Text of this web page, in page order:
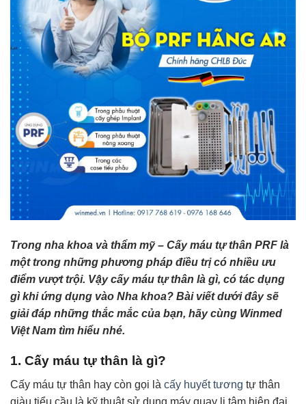
Trong nha khoa và thẩm mỹ – Cấy máu tự thân PRF là
một trong những phương pháp điều trị có nhiều ưu
điểm vượt trội. Vậy cấy máu tự thân là gì, có tác dụng
gì khi ứng dụng vào Nha khoa? Bài viết dưới đây sẽ
giải đáp những thắc mắc của bạn, hãy cùng Winmed
Việt Nam tìm hiểu nhé.
1. Cấy máu tự thân là gì?
Cấy máu tự thân hay còn gọi là cấy huyết tương tự thân
giàu tiểu cầu là kỹ thuật sử dụng máy quay li tâm hiện đại